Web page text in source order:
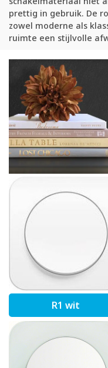
prettig in gebruik. De
zowel moderne als
ruimte een stijlvolle
R1 wit